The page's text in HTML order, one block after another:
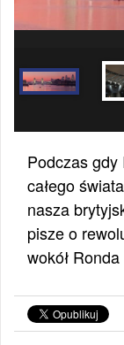
Podczas
całego
nasza
pisze o
wokół